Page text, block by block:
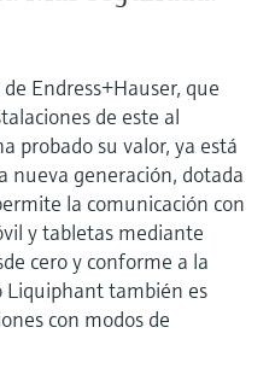
de
de
Endress+Hauser, que
de este al
probado su valor, ya está
nueva generación, dotada
la comunicación con
y tabletas mediante
cero y conforme a la
Liquiphant también es
con modos de